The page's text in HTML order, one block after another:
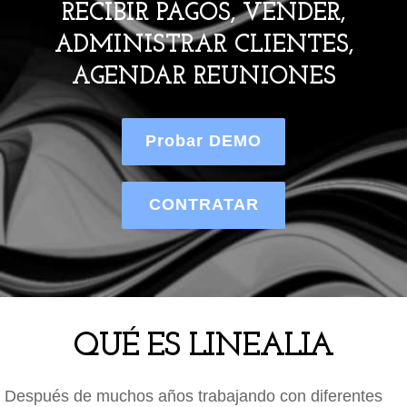
RECIBIR PAGOS, VENDER,
ADMINISTRAR CLIENTES,
AGENDAR REUNIONES
Probar DEMO
CONTRATAR
QUÉ ES LINEALIA
Después de muchos años trabajando con diferentes